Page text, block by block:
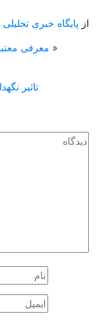
پایگاه خبری تحلیلی
معرفی معتبر
تاثیر